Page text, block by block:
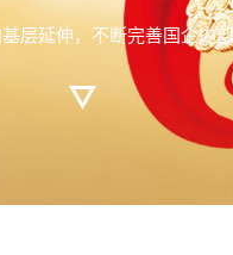
公司概况
广元市天然气有限责任公司于
天然气公司转企改制成立。 [详情]
公示公告
停气公告
7月24日，
半年工作会
收费标准 燃
层延伸，不断完善国企内部